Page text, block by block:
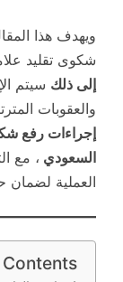
ويهدف هذا
شكوى تقليد
إلى ذلك سيتم
والعقوبات
إجراءات رفع
السعودي ، مع
العملية لضمان